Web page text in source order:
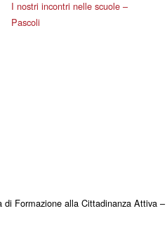
I nostri incontri nelle scuole –
Pascoli
Formazione alla Cittadinanza Attiva